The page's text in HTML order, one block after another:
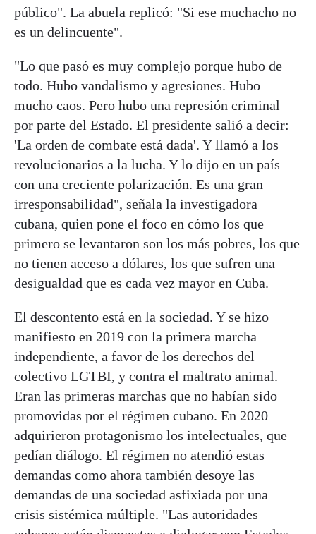
público". La abuela replicó: "Si ese muchacho no
es un delincuente".
"Lo que pasó es muy complejo porque hubo de
todo. Hubo vandalismo y agresiones. Hubo
mucho caos. Pero hubo una represión criminal
por parte del Estado. El presidente salió a decir:
'La orden de combate está dada'. Y llamó a los
revolucionarios a la lucha. Y lo dijo en un país
con una creciente polarización. Es una gran
irresponsabilidad", señala la investigadora
cubana, quien pone el foco en cómo los que
primero se levantaron son los más pobres, los que
no tienen acceso a dólares, los que sufren una
desigualdad que es cada vez mayor en Cuba.
El descontento está en la sociedad. Y se hizo
manifiesto en 2019 con la primera marcha
independiente, a favor de los derechos del
colectivo LGTBI, y contra el maltrato animal.
Eran las primeras marchas que no habían sido
promovidas por el régimen cubano. En 2020
adquirieron protagonismo los intelectuales, que
pedían diálogo. El régimen no atendió estas
demandas como ahora también desoye las
demandas de una sociedad asfixiada por una
crisis sistémica múltiple. "Las autoridades